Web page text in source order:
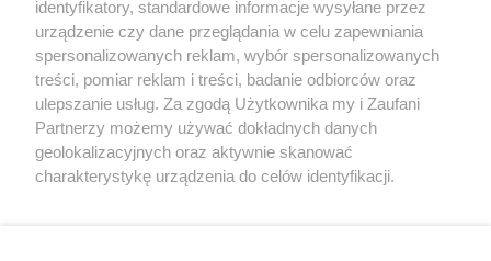
Kultura
X Facebook Instagram Youtube
identyfikatory, standardowe informacje wysyłane przez
urządzenie czy dane przeglądania w celu zapewniania
spersonalizowanych reklam, wybór spersonalizowanych
treści, pomiar reklam i treści, badanie odbiorców oraz
ulepszanie usług. Za zgodą Użytkownika my i Zaufani
Partnerzy możemy używać dokładnych danych
geolokalizacyjnych oraz aktywnie skanować
charakterystykę urządzenia do celów identyfikacji.